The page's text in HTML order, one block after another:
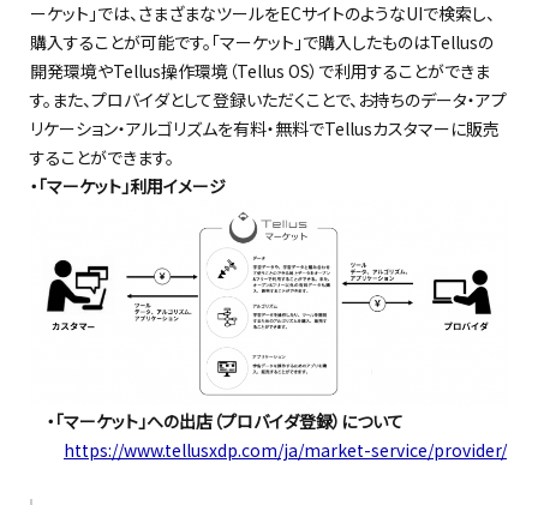
ーケット」では、さまざまなツールをECサイトのようなUIで検索し、
購入することが可能です。「マーケット」で購入したものはTellusの
開発環境やTellus操作環境（Tellus OS）で利用することができま
す。また、プロバイダとして登録いただくことで、お持ちのデータ・アプ
リケーション・アルゴリズムを有料・無料でTellusカスタマーに販売
することができます。
・「マーケット」利用イメージ
・「マーケット」への出店（プロバイダ登録）について
https://www.tellusxdp.com/ja/market-service/provider/